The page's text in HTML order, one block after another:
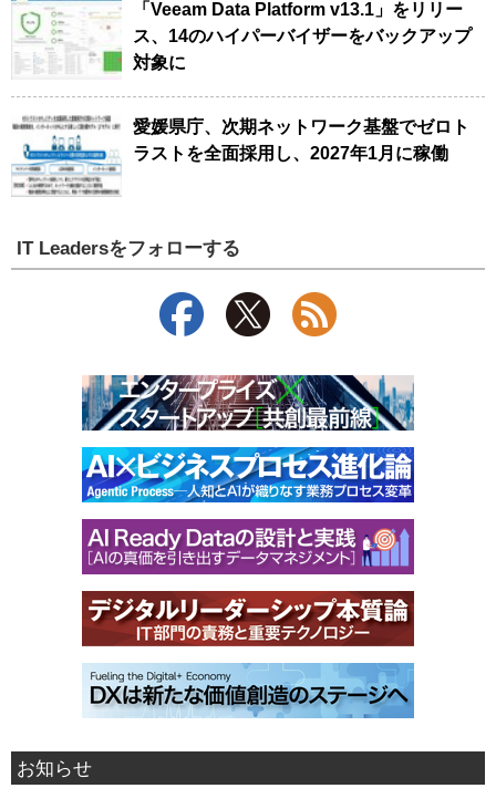
「Veeam Data Platform v13.1」をリリー
ス、14のハイパーバイザーをバックアップ
対象に
愛媛県庁、次期ネットワーク基盤でゼロト
ラストを全面採用し、2027年1月に稼働
IT Leadersをフォローする
お知らせ